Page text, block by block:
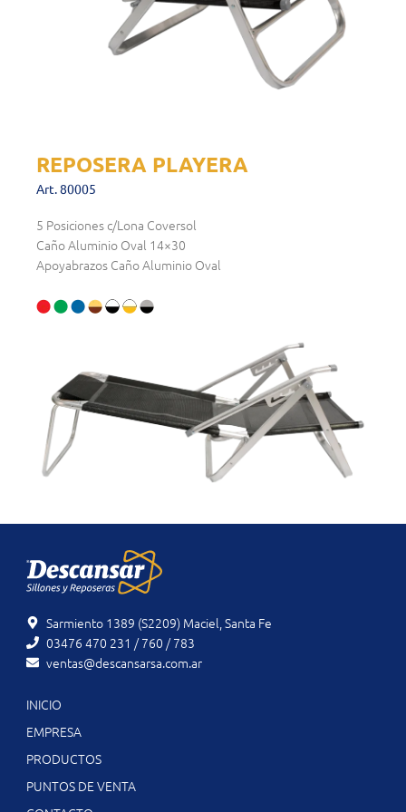
REPOSERA PLAYERA
Art. 80005
5 Posiciones c/Lona Coversol
Caño Aluminio Oval 14×30
Apoyabrazos Caño Aluminio Oval
Sarmiento 1389 (S2209) Maciel, Santa Fe
03476 470 231 / 760 / 783
ventas@descansarsa.com.ar
INICIO
EMPRESA
PRODUCTOS
PUNTOS DE VENTA